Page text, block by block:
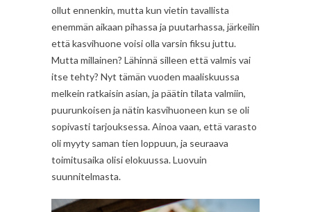
ollut ennenkin, mutta kun vietin tavallista
enemmän aikaan pihassa ja puutarhassa, järkeilin
että kasvihuone voisi olla varsin fiksu juttu.
Mutta millainen? Lähinnä silleen että valmis vai
itse tehty? Nyt tämän vuoden maaliskuussa
melkein ratkaisin asian, ja päätin tilata valmiin,
puurunkoisen ja nätin kasvihuoneen kun se oli
sopivasti tarjouksessa. Ainoa vaan, että varasto
oli myyty saman tien loppuun, ja seuraava
toimitusaika olisi elokuussa. Luovuin
suunnitelmasta.